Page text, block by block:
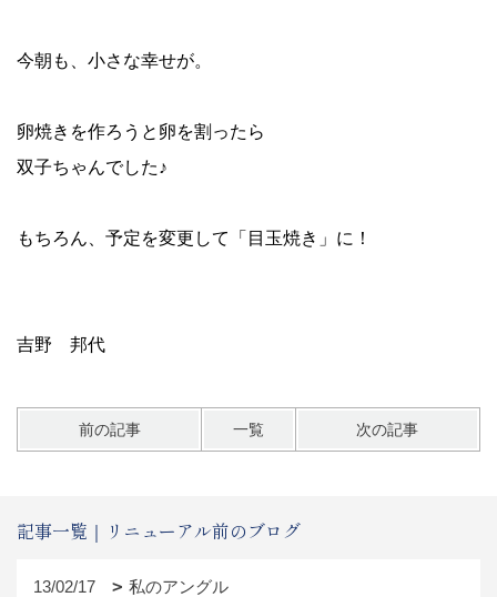
今朝も、小さな幸せが。
卵焼きを作ろうと卵を割ったら
双子ちゃんでした♪
もちろん、予定を変更して「目玉焼き」に！
吉野 邦代
前の記事 一覧 次の記事
記事一覧｜リニューアル前のブログ
13/02/17 私のアングル